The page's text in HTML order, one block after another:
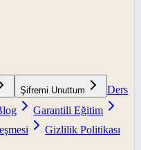
Şifremi Unuttum
Ders
Garantili Eğitim
Gizlilik Politikası